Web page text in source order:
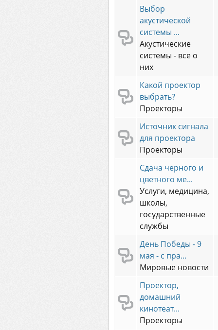
Выбор
акустической
системы ...
Акустические
системы - все о
них
Какой проектор
выбрать?
Проекторы
Источник сигнала
для проектора
Проекторы
Сдача черного и
цветного ме...
Услуги, медицина,
школы,
государственные
службы
День Победы - 9
мая - с пра...
Мировые новости
Проектор,
домашний
кинотеат...
Проекторы